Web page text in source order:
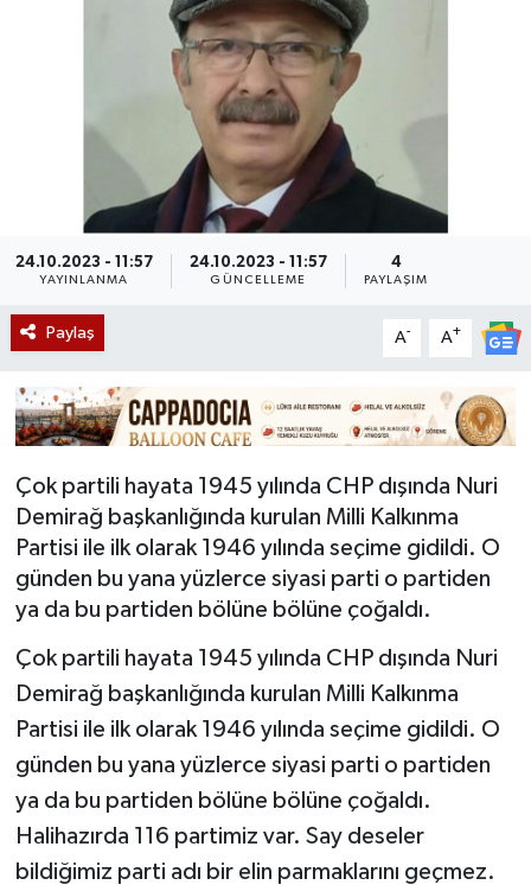
24.10.2023 - 11:57
YAYINLANMA
24.10.2023 - 11:57
GÜNCELLEME
4
PAYLAŞIM
Paylaş A- A+
Çok partili hayata 1945 yılında CHP dışında Nuri
Demirağ başkanlığında kurulan Milli Kalkınma
Partisi ile ilk olarak 1946 yılında seçime gidildi. O
günden bu yana yüzlerce siyasi parti o partiden
ya da bu partiden bölüne bölüne çoğaldı.
Çok partili hayata 1945 yılında CHP dışında Nuri
Demirağ başkanlığında kurulan Milli Kalkınma
Partisi ile ilk olarak 1946 yılında seçime gidildi. O
günden bu yana yüzlerce siyasi parti o partiden
ya da bu partiden bölüne bölüne çoğaldı.
Halihazırda 116 partimiz var. Say deseler
bildiğimiz parti adı bir elin parmaklarını geçmez.